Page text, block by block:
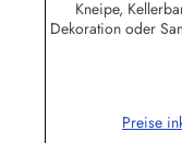
Kneipe,
Dekoration oder
Sie sich und Ihren
die gute alte Zeit!
aus Preise